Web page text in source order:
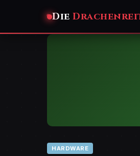
Die
HARDWARE